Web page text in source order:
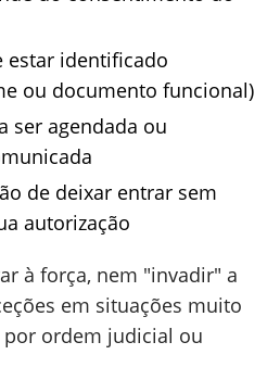
estar identificado
ou documento funcional)
ser agendada ou
de deixar entrar sem
autorização
à força, nem "invadir" a
em situações muito
ordem judicial ou